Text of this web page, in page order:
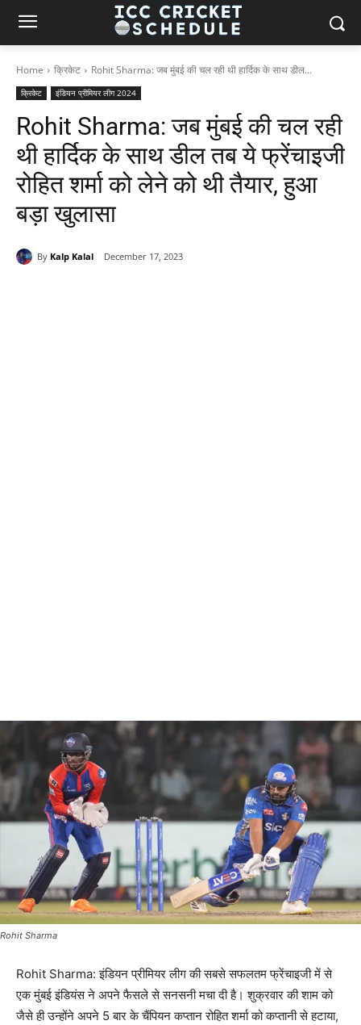
Home क्रिकेट Rohit Sharma: जब मुंबई की चल रही थी हार्दिक के साथ डील...
क्रिकेट इंडियन प्रीमियर लीग 2024
Rohit Sharma: जब मुंबई की चल रही
थी हार्दिक के साथ डील तब ये फ्रेंचाइजी
रोहित शर्मा को लेने को थी तैयार, हुआ
बड़ा खुलासा
By Kalp Kalal December 17, 2023
Rohit Sharma
Rohit Sharma: इंडियन प्रीमियर लीग की सबसे सफलतम फ्रेंचाइजी में से
एक मुंबई इंडियंस ने अपने फैसले से सनसनी मचा दी है। शुक्रवार की शाम को
जैसे ही उन्होंने अपने 5 बार के चैंपियन कप्तान रोहित शर्मा को कप्तानी से हटाया,